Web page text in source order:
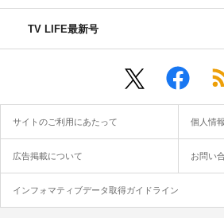
TV LIFE最新号
サイトのご利用にあたって 個人情
広告掲載について お問い
インフォマティブデータ取得ガイドライン